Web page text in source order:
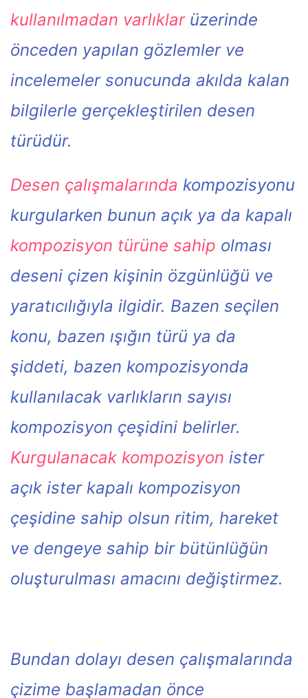
kullanılmadan varlıklarüzerinde
önceden yapılan gözlemler ve
incelemeler sonucunda akılda kalan
bilgilerle gerçekleştirilen desen
türüdür.
Desen çalışmalarında kompozisyonu
kurgularken bunun açık ya da kapalı
kompozisyon türüne sahip olması
deseni çizen kişinin özgünlüğü ve
yaratıcılığıyla ilgidir. Bazen seçilen
konu, bazen ışığın türü ya da
şiddeti, bazen kompozisyonda
kullanılacak varlıkların sayısı
kompozisyon çeşidini belirler.
Kurgulanacak kompozisyon ister
açık ister kapalı kompozisyon
çeşidine sahip olsun ritim, hareket
ve dengeye sahip bir bütünlüğün
oluşturulması amacını değiştirmez.
Bundan dolayı desen çalışmalarında
çizime başlamadan önce